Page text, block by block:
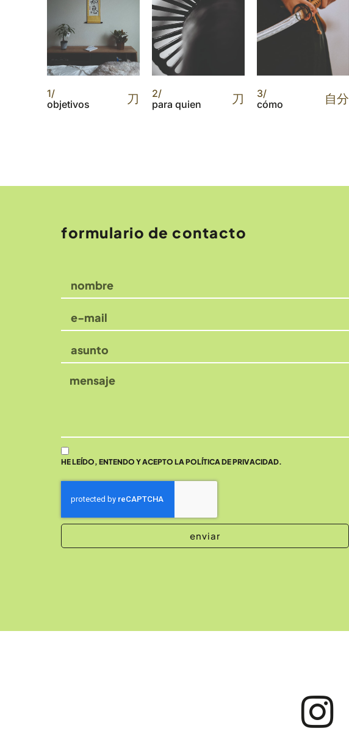
1/
objetivos
刀
2/
para quien
刀
3/
cómo
自分
formulario de contacto
HE LEÍDO, ENTENDO Y ACEPTO LA POLÍTICA DE PRIVACIDAD.
enviar